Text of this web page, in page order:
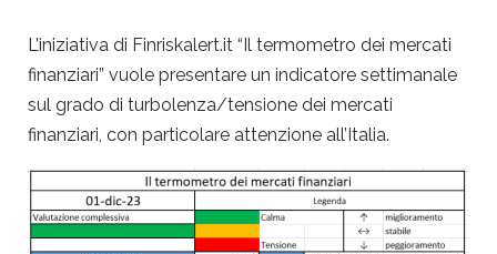
L’iniziativa di Finriskalert.it “Il termometro dei mercati
finanziari” vuole presentare un indicatore settimanale
sul grado di turbolenza/tensione dei mercati
finanziari, con particolare attenzione all’Italia.